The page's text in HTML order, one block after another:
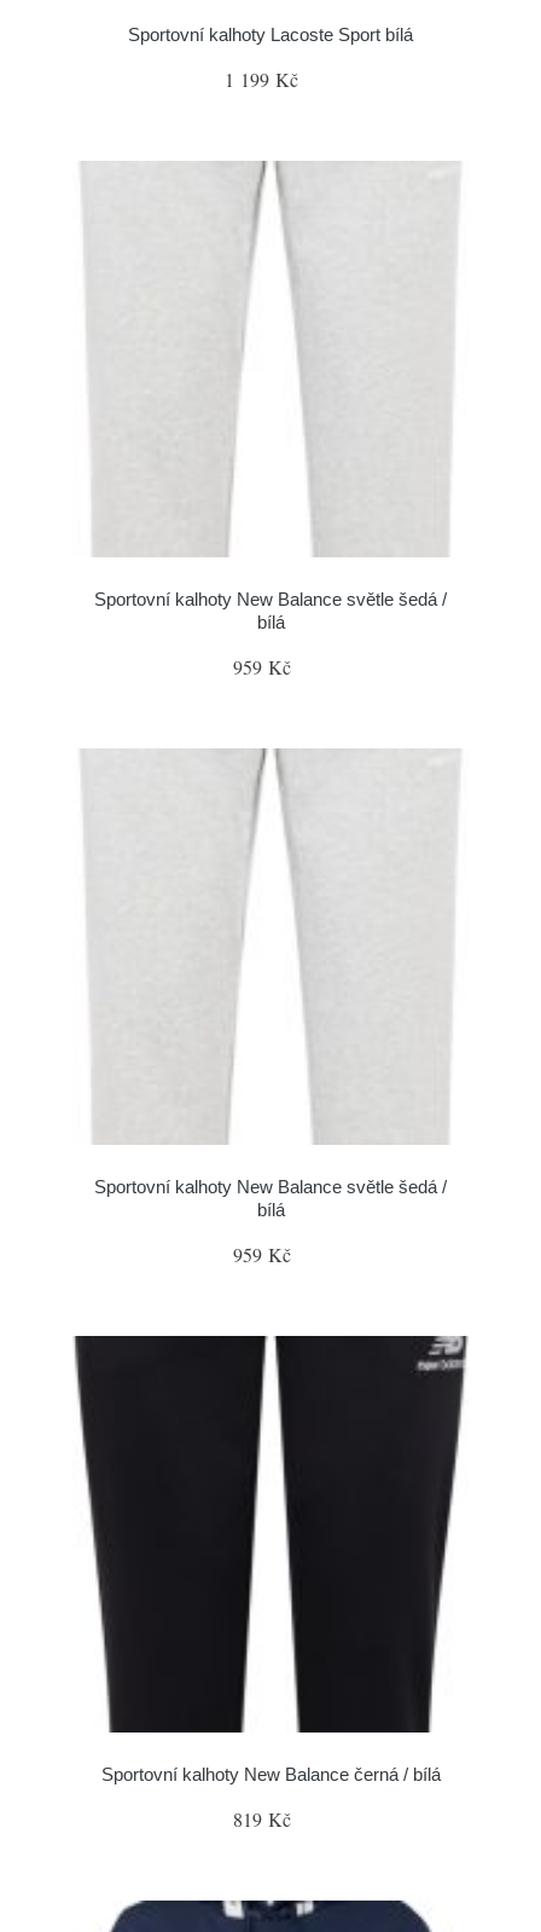
Sportovní kalhoty Lacoste Sport bílá
1 199 Kč
Sportovní kalhoty New Balance světle šedá /
bílá
959 Kč
Sportovní kalhoty New Balance světle šedá /
bílá
959 Kč
Sportovní kalhoty New Balance černá / bílá
819 Kč